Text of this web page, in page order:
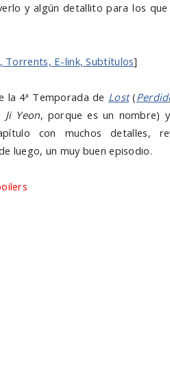
y algún detallito para los
Torrents, E-link,Subtítulos]
la 4ª Temporada de Lost(
Ji Yeon, porque es un nombre)
con muchos detalles,
luego, un muy buen episodio.